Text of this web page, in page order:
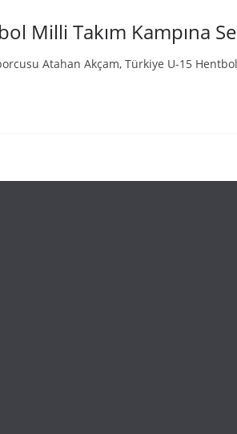
Milli Takım Kampına
Atahan Akçam, Türkiye U-15